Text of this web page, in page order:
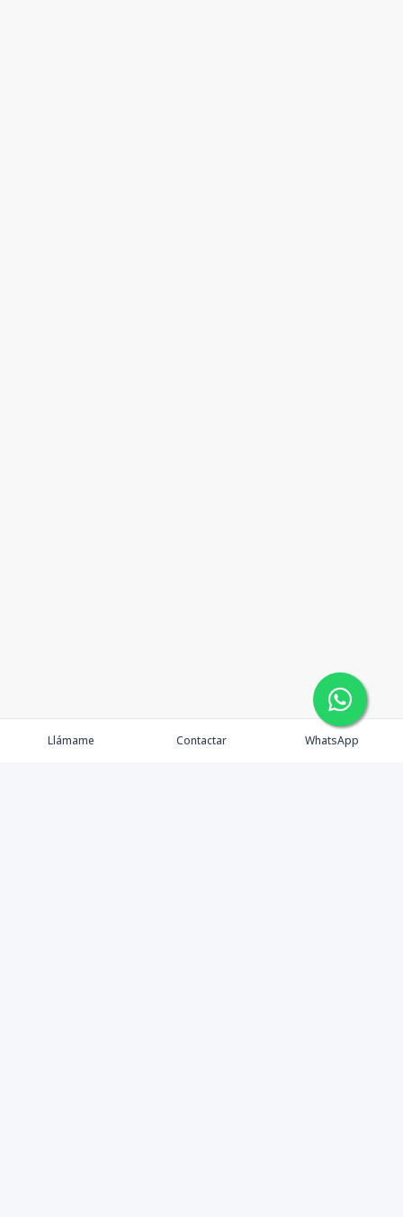
Llámame Contactar WhatsApp